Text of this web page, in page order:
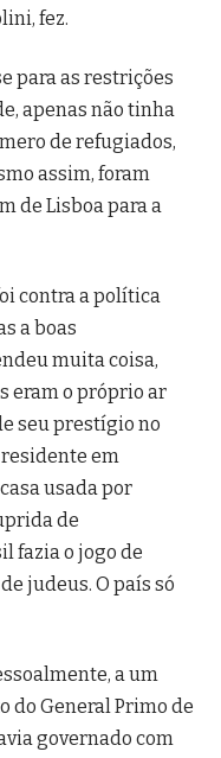
fez.
para as restrições
apenas não tinha
de refugiados,
assim, foram
de Lisboa para a
contra a política
a boas
muita coisa,
eram o próprio ar
seu prestígio no
em
usada por
de
fazia o jogo de
judeus. O país só
a um
do General Primo de
governado com